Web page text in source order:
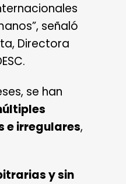
señaló
Directora
se han
e irregulares,
y sin